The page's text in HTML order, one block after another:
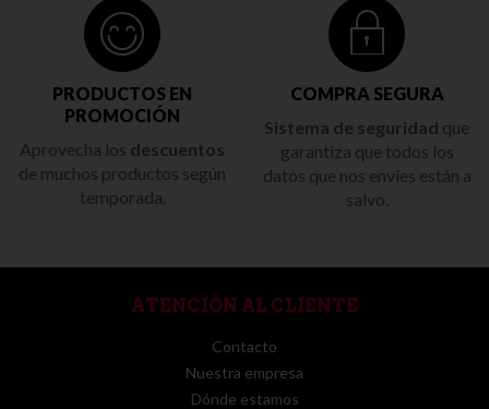
PRODUCTOS EN
PROMOCIÓN
Aprovecha los descuentos
de muchos productos según
temporada.
COMPRA SEGURA
Sistema de seguridad que
garantiza que todos los
datos que nos envíes están a
salvo.
ATENCIÓN AL CLIENTE
Contacto
Nuestra empresa
Dónde estamos